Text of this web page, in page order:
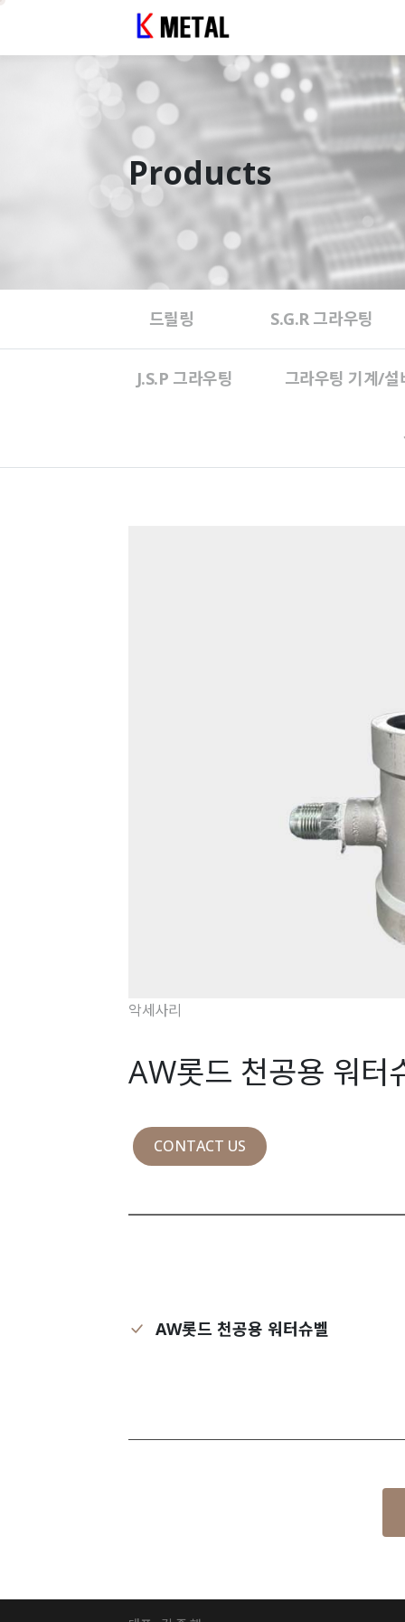
Products
드릴링 S.G.R 그라우팅
J.S.P 그라우팅 그라우팅 기계/설
악세사리
AW롯드 천공용 워터
CONTACT US
AW롯드 천공용 워터슈벨